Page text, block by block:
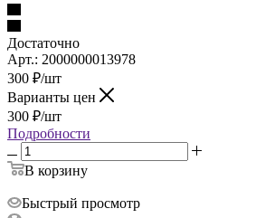
Достаточно
Арт.: 2000000013978
300 ₽/шт
Варианты цен
300 ₽/шт
Подробности
В корзину
Быстрый просмотр